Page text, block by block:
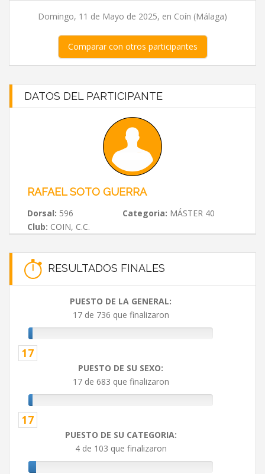
Domingo, 11 de Mayo de 2025, en Coín (Málaga)
Comparar con otros participantes
DATOS DEL PARTICIPANTE
RAFAEL SOTO GUERRA
Dorsal: 596 Categoria: MÁSTER 40
Club: COIN, C.C.
RESULTADOS FINALES
PUESTO DE LA GENERAL:
17 de 736 que finalizaron
17
PUESTO DE SU SEXO:
17 de 683 que finalizaron
17
PUESTO DE SU CATEGORIA:
4 de 103 que finalizaron